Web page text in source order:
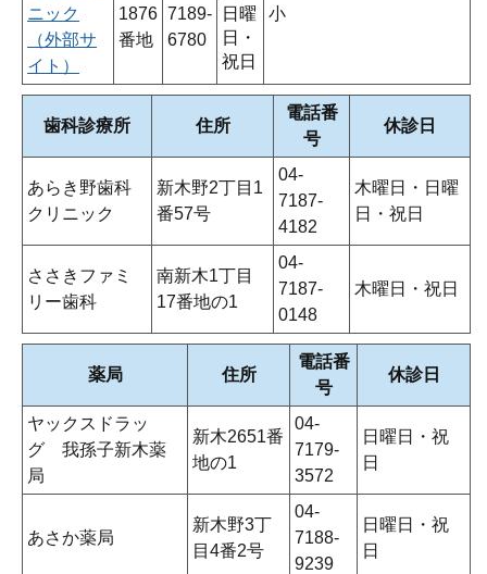
ニック
（外部サ
イト）
1876
番地
7189-
6780
日曜
日・
祝日
小
歯科診療所 住所
電話番
号
休診日
あらき野歯科
クリニック
新木野2丁目1
番57号
04-
7187-
4182
木曜日・日曜
日・祝日
ささきファミ
リー歯科
南新木1丁目
17番地の1
04-
7187-
0148
木曜日・祝日
薬局 住所
電話番
号
休診日
ヤックスドラッ
グ 我孫子新木薬
局
新木2651番
地の1
04-
7179-
3572
日曜日・祝
日
あさか薬局
新木野3丁
目4番2号
04-
7188-
9239
日曜日・祝
日